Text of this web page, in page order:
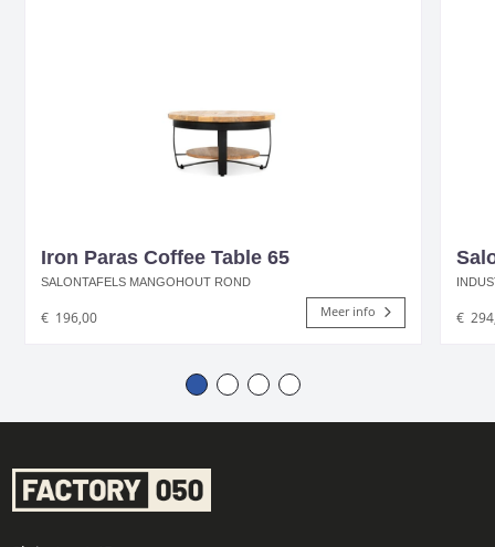
Iron Paras Coffee Table 65
SALONTAFELS MANGOHOUT ROND
€ 196,00 Meer info €